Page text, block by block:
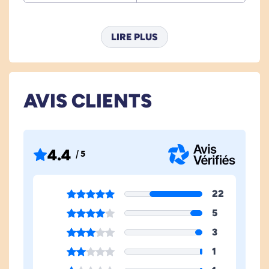
LIRE PLUS
AVIS CLIENTS
4.4 / 5
22
5
3
1